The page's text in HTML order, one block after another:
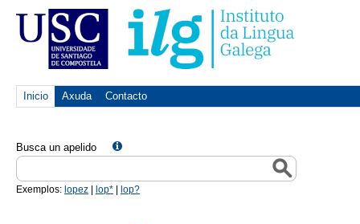
Inicio Axuda Contacto
Busca un apelido
Exemplos: lopez lop* lop?